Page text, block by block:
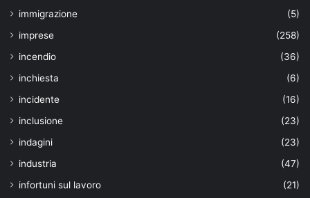
immigrazione
(5)
imprese
(258)
incendio
(36)
inchiesta
(6)
incidente
(16)
inclusione
(23)
indagini
(23)
industria
(47)
infortuni sul lavoro
(21)